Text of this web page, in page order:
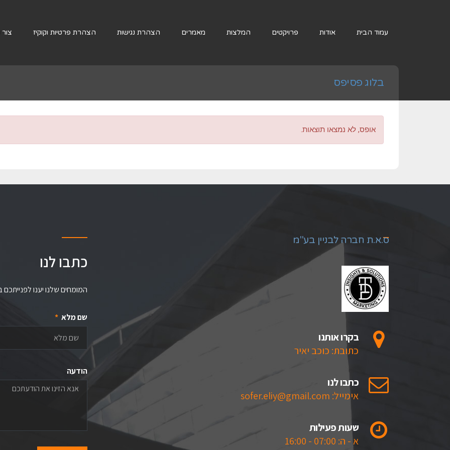
עמוד הבית אודות פרויקטים המלצות מאמרים הצהרת נגישות הצהרת פרטיות וקוקיז
בלוג פסיפס
אופס, לא נמצאו תוצאות.
ס.א.ת חברה לבניין בע"מ
בקרו אותנו
כתובת: כוכב יאיר
כתבו לנו
אימייל: sofer.eliy@gmail.com
שעות פעילות
א - ה: 07:00 - 16:00
כתבו לנו
המומחים שלנו יענו
שם מלא
הודעה